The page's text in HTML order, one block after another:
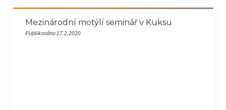
Mezinárodní motýlí seminář v Kuksu
Publikováno 17.2.2020